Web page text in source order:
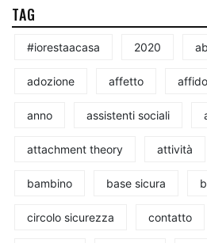
TAG
#iorestaacasa 2020
adozione affetto affido
anno assistenti sociali
attachment theory attività
bambino base sicura
circolo sicurezza contatto